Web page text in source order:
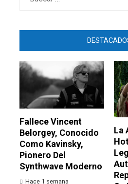
Fallece Vincent
Belorgey, Conocido
Como Kavinsky,
Pionero Del
Synthwave Moderno
Hace 1 semana
La